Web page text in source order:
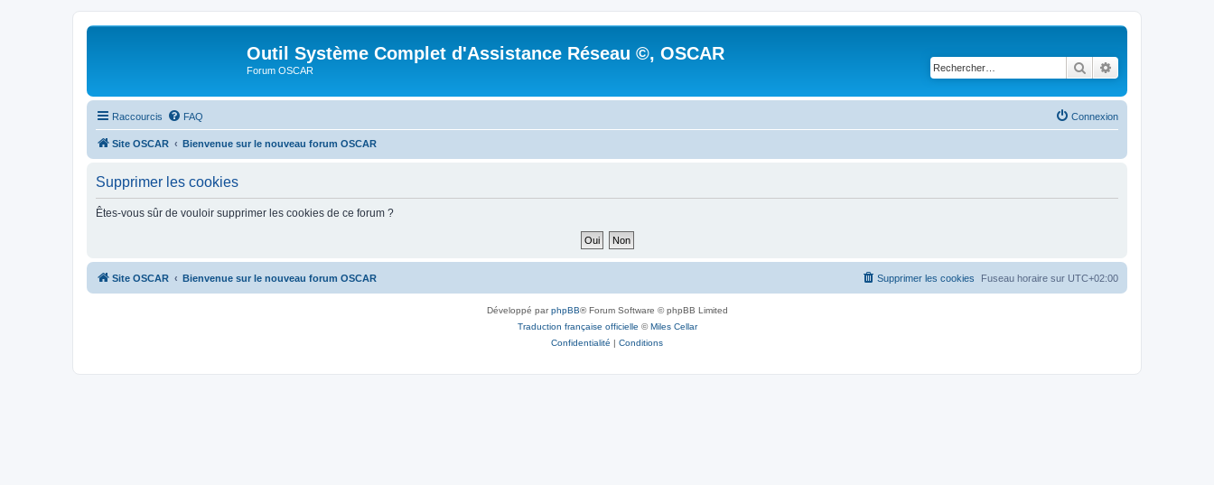
Outil Système Complet d'Assistance Réseau ©, OSCAR
Forum OSCAR Rechercher
Raccourcis FAQ Connexion
Site OSCAR Bienvenue sur le nouveau forum OSCAR
Supprimer les cookies
Êtes-vous sûr de vouloir supprimer les cookies de ce forum ?
Site OSCAR Bienvenue sur le nouveau forum OSCAR Fuseau horaire sur UTC+02:00
Supprimer les cookies
Développé parphpBB® Forum Software © phpBB Limited
Traduction française officielle ©Miles Cellar
Confidentialité | Conditions